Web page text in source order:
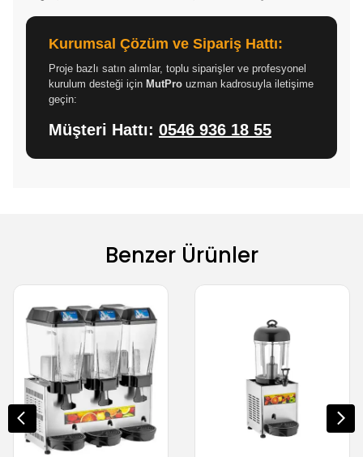
Kurumsal Çözüm ve Sipariş Hattı:
Proje bazlı satın alımlar, toplu siparişler ve profesyonel
kurulum desteği için MutPro uzman kadrosuyla iletişime
geçin:
Müşteri Hattı: 0546 936 18 55
Benzer Ürünler